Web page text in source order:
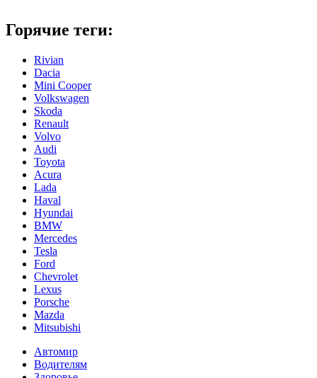
Горячие теги:
Rivian
Dacia
Mini Cooper
Volkswagen
Skoda
Renault
Volvo
Audi
Toyota
Acura
Lada
Haval
Hyundai
BMW
Mercedes
Tesla
Ford
Chevrolet
Lexus
Porsche
Mazda
Mitsubishi
Автомир
Водителям